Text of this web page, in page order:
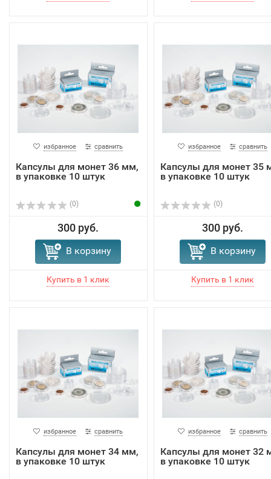
избранное сравнить
Капсулы для монет 36 мм,
в упаковке 10 штук
(0)
300 руб.
В корзину
избранное сравнить
Капсулы для монет 35
в упаковке 10 штук
(0)
300 руб.
В корзину
избранное сравнить
Капсулы для монет 34 мм,
в упаковке 10 штук
избранное сравнить
Капсулы для монет 32
в упаковке 10 штук